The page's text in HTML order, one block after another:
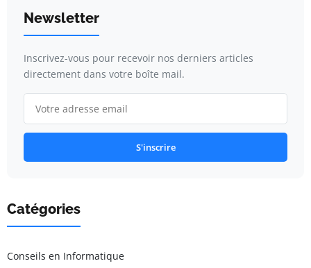
Newsletter
Inscrivez-vous pour recevoir nos derniers articles
directement dans votre boîte mail.
S'inscrire
Catégories
Conseils en Informatique